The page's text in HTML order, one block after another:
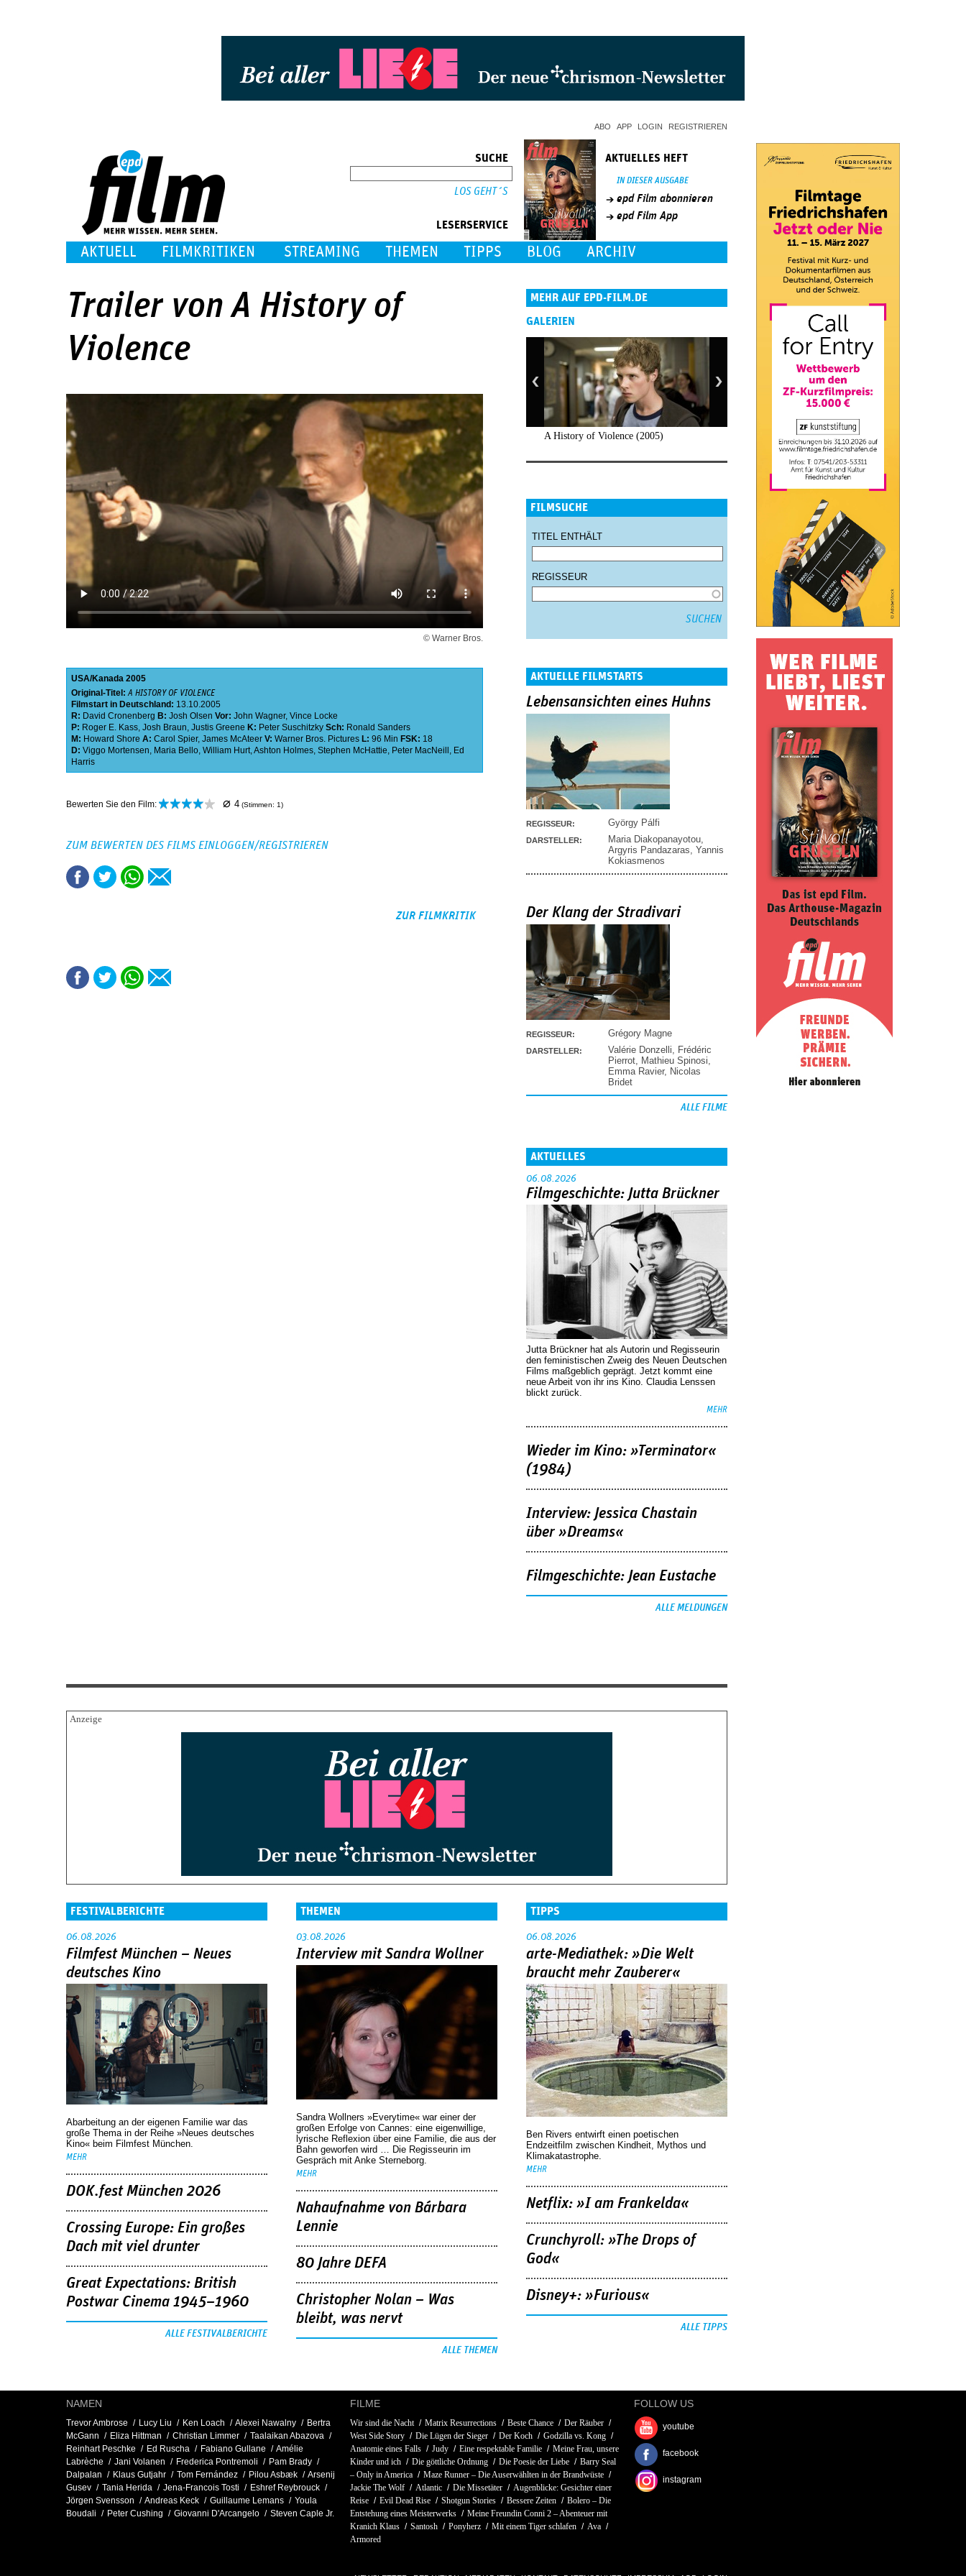
ABO APP LOGIN REGISTRIEREN
SUCHE
LESERSERVICE
AKTUELLES HEFT
IN DIESER AUSGABE
epd Film abonnieren
epd Film App
AKTUELL FILMKRITIKEN STREAMING THEMEN TIPPS BLOG ARCHIV
Trailer von A History of
Violence
© Warner Bros.
USA Kanada 2005
Original-Titel:A HISTORY OF VIOLENCE
Filmstart in Deutschland: 13.10.2005
R: David Cronenberg B: Josh Olsen Vor: John Wagner, Vince Locke
P: Roger E. Kass, Josh Braun, Justis Greene K: Peter Suschitzky Sch: Ronald Sanders
M: Howard Shore A: Carol Spier, James McAteer V: Warner Bros. Pictures L: 96 Min FSK: 18
D: Viggo Mortensen, Maria Bello, William Hurt,Ashton Holmes, Stephen McHattie, Peter MacNeill , Ed
Harris
Bewerten Sie den Film: ⌀ 4 (Stimmen: 1)
ZUM BEWERTEN DES FILMS EINLOGGEN/REGISTRIEREN
ZUR FILMKRITIK
MEHR AUF EPD-FILM.DE
GALERIEN
A History of Violence (2005)
FILMSUCHE
TITEL ENTHÄLT
REGISSEUR
AKTUELLE FILMSTARTS
Lebensansichten eines Huhns
REGISSEUR: György Pálfi
DARSTELLER: Maria Diakopanayotou
Argyris Pandazaras Yannis
Kokiasmenos
Der Klang der Stradivari
REGISSEUR: Grégory Magne
DARSTELLER: Valérie Donzelli
Frédéric
Pierrot Mathieu Spinosi
Emma Ravier, Nicolas
Bridet
ALLE FILME
AKTUELLES
06.08.2026
Filmgeschichte: Jutta Brückner
Jutta Brückner hat als Autorin und Regisseurin
den feministischen Zweig des Neuen Deutschen
Films maßgeblich geprägt. Jetzt kommt eine
neue Arbeit von ihr ins Kino. Claudia Lenssen
blickt zurück.
MEHR
Wieder im Kino: »Terminator«
(1984)
Interview: Jessica Chastain
über »Dreams«
Filmgeschichte: Jean Eustache
ALLE MELDUNGEN
FESTIVALBERICHTE
06.08.2026
Filmfest München – Neues
deutsches Kino
Abarbeitung an der eigenen Familie war das
große Thema in der Reihe »Neues deutsches
Kino« beim Filmfest München.
MEHR
DOK.fest München 2026
Crossing Europe: Ein großes
Dach mit viel drunter
Great Expectations: British
Postwar Cinema 1945–1960
ALLE FESTIVALBERICHTE
THEMEN
03.08.2026
Interview mit Sandra Wollner
Sandra Wollners »Everytime« war einer der
großen Erfolge von Cannes: eine eigenwillige,
lyrische Reflexion über eine ­Familie, die aus der
Bahn geworfen wird … Die Regisseurin im
Gespräch mit Anke Sterneborg.
MEHR
Nahaufnahme von Bárbara
Lennie
80 Jahre DEFA
Christopher Nolan – Was
bleibt, was nervt
ALLE THEMEN
TIPPS
06.08.2026
arte-Mediathek: »Die Welt
braucht mehr Zauberer«
Ben Rivers entwirft einen poetischen
Endzeitfilm zwischen Kindheit, Mythos und
Klimakatastrophe.
MEHR
Netflix: »I am Frankelda«
Crunchyroll: »The Drops of
God«
Disney+: »Furious«
ALLE TIPPS
NAMEN
Trevor Ambrose Lucy Liu Ken Loach Alexei Nawalny
Bertra
McGann
Eliza Hittman Christian Limmer
Taalaikan Abazova
Reinhart Peschke
Ed Ruscha Fabiano Gullane
Amélie
Labrèche
Jani Volanen Frederica Pontremoli
Pam Brady
Dalpalan
Klaus Gutjahr Tom Fernández Pilou Asbæk
Arsenij
Gusev
Tania Herida Jena-Francois Tosti
Eshref Reybrouck
Jörgen Svensson
Andreas Keck Guillaume Lemans
Youla
Boudali
Peter Cushing Giovanni D'Arcangelo Steven Caple Jr.
FILME
Wir sind die Nacht Matrix Resurrections Beste Chance
Der Räuber
West Side Story
Die Lügen der Sieger Der Koch
Godzilla vs. Kong
Anatomie eines Falls
Judy Eine respektable Familie
Meine Frau, unsere
Kinder und ich
Die göttliche Ordnung Die Poesie der Liebe
Barry Seal
– Only in America
Maze Runner – Die Auserwählten in der Brandwüste
Jackie The Wolf
Atlantic Die Missetäter
Augenblicke: Gesichter einer
Reise
Evil Dead Rise Shotgun Stories Bessere Zeiten
Bolero – Die
Entstehung eines Meisterwerks
Meine Freundin Conni 2 – Abenteuer mit
Kranich Klaus
Santosh Ponyherz Mit einem Tiger schlafen
Ava
Armored
FOLLOW US
youtube
facebook
instagram